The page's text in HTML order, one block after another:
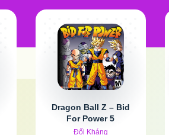
Dragon Ball Z – Bid
For Power 5
Đối Kháng